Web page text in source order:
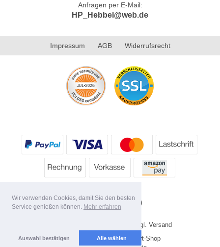
Wir verwenden Cookies, damit Sie den besten
Service genießen können. Mehr erfahren
Auswahl bestätigen Alle wählen
Anfragen per E-Mail:
HP_Hebbel@web.de
Impressum AGB Widerrufsrecht
* Alle Preise inkl. MwSt. evtl. zzgl. Versand
Copyright 2026 by HP's Sport-Shop